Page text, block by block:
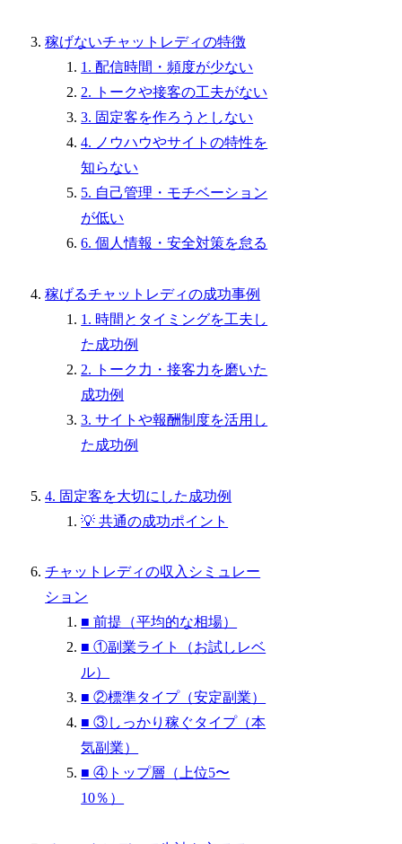
稼げないチャットレディの特徴
1. 配信時間・頻度が少ない
2. トークや接客の工夫がない
3. 固定客を作ろうとしない
4. ノウハウやサイトの特性を
知らない
5. 自己管理・モチベーション
が低い
6. 個人情報・安全対策を怠る
稼げるチャットレディの成功事例
1. 時間とタイミングを工夫し
た成功例
2. トーク力・接客力を磨いた
成功例
3. サイトや報酬制度を活用し
た成功例
4. 固定客を大切にした成功例
💡 共通の成功ポイント
チャットレディの収入シミュレー
ション
■ 前提（平均的な相場）
■ ①副業ライト（お試しレベ
ル）
■ ②標準タイプ（安定副業）
■ ③しっかり稼ぐタイプ（本
気副業）
■ ④トップ層（上位5〜
10％）